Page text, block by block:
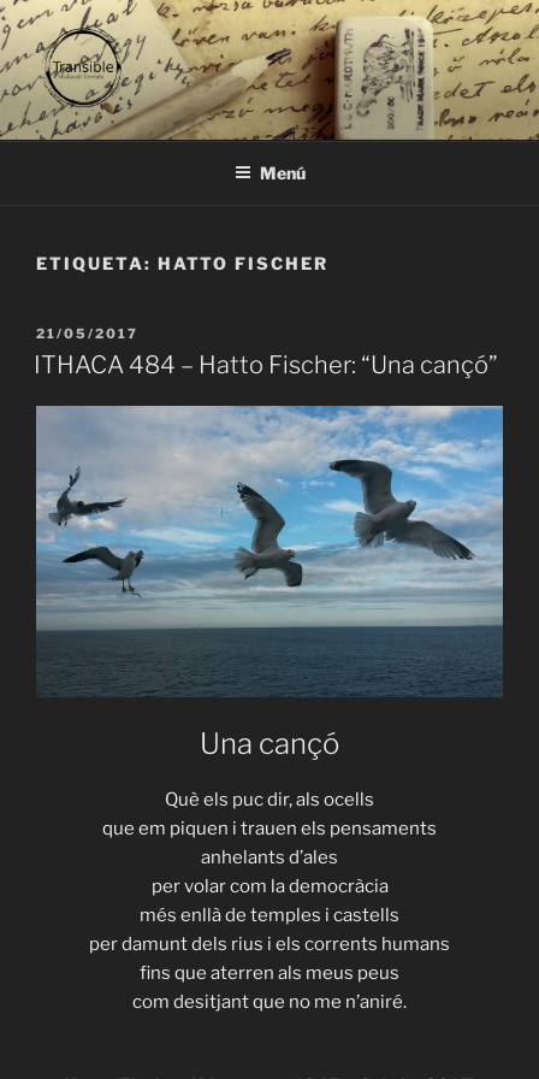
Vés
al
contingut
TRANSIBLE
traducció literària
Menú
ETIQUETA: HATTO FISCHER
PUBLICAT
A
21/05/2017
ITHACA 484 – Hatto Fischer: “Una cançó”
Una cançó
Què els puc dir, als ocells
que em piquen i trauen els pensaments
anhelants d’ales
per volar com la democràcia
més enllà de temples i castells
per damunt dels rius i els corrents humans
fins que aterren als meus peus
com desitjant que no me n’aniré.